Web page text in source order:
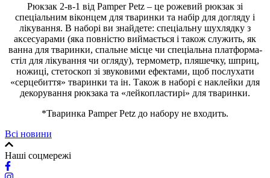
Рюкзак 2-в-1 від Pamper Petz – це рожевий рюкзак зі
спеціальним віконцем для тваринки та набір для догляду і
лікування. В наборі ви знайдете: спеціальну шухлядку з
аксесуарами (яка повністю виймається і також служить, як
ванна для тваринки, спальне місце чи спеціальна платформа-
стіл для лікування чи огляду), термометр, пляшечку, шприц,
ножиці, стетоскоп зі звуковими ефектами, щоб послухати
«серцебиття» тваринки та ін. Також в наборі є наклейки для
декорування рюкзака та «лейкопластирі» для тваринки.
*Тваринка Pamper Petz до набору не входить.
Всі новини
Наші соцмережі